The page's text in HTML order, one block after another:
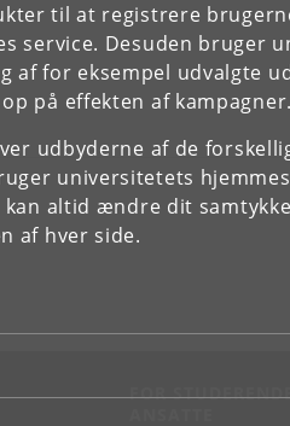
til at registrere
service. Desuden bruger
for eksempel udvalgte
på effekten af kampagner.
udbyderne af de
universitetets
altid ændre dit
af hver side.
FOR